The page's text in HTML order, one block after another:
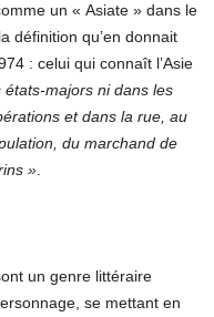
un « Asiate » dans le
définition qu’en donnait
: celui qui connaît l’Asie
majors ni dans les
et dans la rue, au
du marchand de
».
un genre littéraire
se mettant en